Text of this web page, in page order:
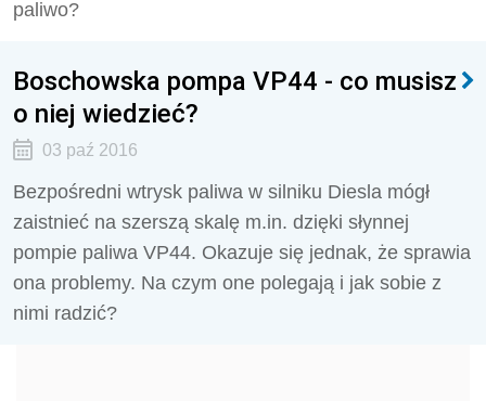
paliwo?
Boschowska pompa VP44 - co musisz
o niej wiedzieć?
03 paź 2016
Bezpośredni wtrysk paliwa w silniku Diesla mógł
zaistnieć na szerszą skalę m.in. dzięki słynnej
pompie paliwa VP44. Okazuje się jednak, że sprawia
ona problemy. Na czym one polegają i jak sobie z
nimi radzić?